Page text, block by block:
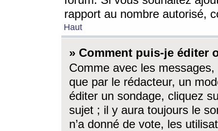
rapport au nombre autorisé,
Haut
» Comment puis-je éditer
Comme avec les
que par le rédacteur, un
éditer un sondage, cliquez
sujet ; il y aura toujours le
n’a donné de vote, les